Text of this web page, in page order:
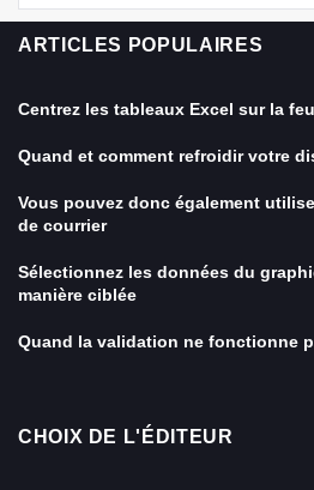
ARTICLES POPULAIRES
Centrez les tableaux Excel sur la
Quand et comment refroidir votre
Vous pouvez donc également
de courrier
Sélectionnez les données du
manière ciblée
Quand la validation ne fonctionne
CHOIX DE L'ÉDITEUR